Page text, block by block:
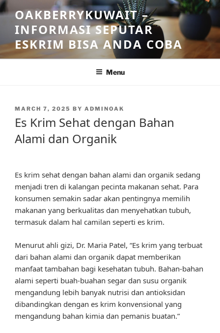
Skip
to
content
OAKBERRYKUWAIT –
INFORMASI SEPUTAR
ESKRIM BISA ANDA COBA
Menu
POSTED
MARCH 7, 2025 BY ADMINOAK
Es Krim Sehat dengan Bahan
Alami dan Organik
Es krim sehat dengan bahan alami dan organik sedang
menjadi tren di kalangan pecinta makanan sehat. Para
konsumen semakin sadar akan pentingnya memilih
makanan yang berkualitas dan menyehatkan tubuh,
termasuk dalam hal camilan seperti es krim.
Menurut ahli gizi, Dr. Maria Patel, “Es krim yang terbuat
dari bahan alami dan organik dapat memberikan
manfaat tambahan bagi kesehatan tubuh. Bahan-bahan
alami seperti buah-buahan segar dan susu organik
mengandung lebih banyak nutrisi dan antioksidan
dibandingkan dengan es krim konvensional yang
mengandung bahan kimia dan pemanis buatan.”